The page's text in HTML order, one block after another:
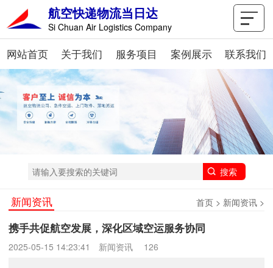
航空快递物流当日达
Si Chuan Air Logistics Company
网站首页 关于我们 服务项目 案例展示 联系我们
新闻资讯 首页 > 新闻资讯 >
携手共促航空发展，深化区域空运服务协同
2025-05-15 14:23:41 新闻资讯 126